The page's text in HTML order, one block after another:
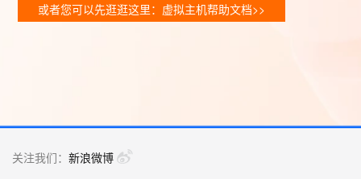
或者您可以先逛逛这里：虚拟主机帮助文档>>